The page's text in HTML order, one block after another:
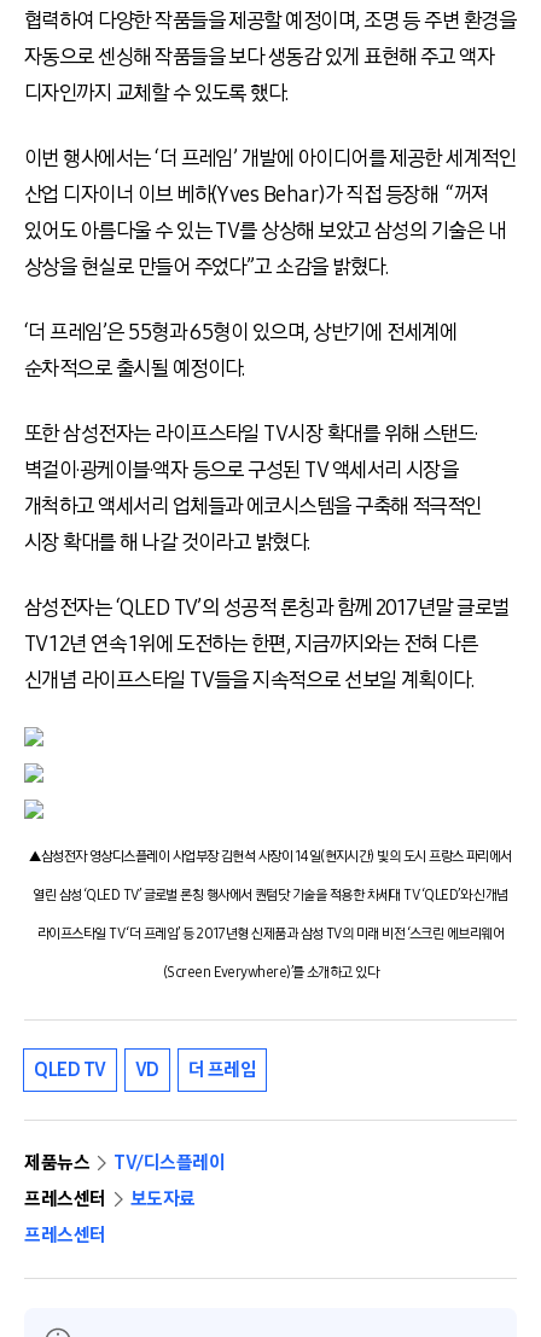
협력하여 다양한 작품들을 제공할 예정이며, 조명 등 주변 환경을
자동으로 센싱해 작품들을 보다 생동감 있게 표현해 주고 액자
디자인까지 교체할 수 있도록 했다.
이번 행사에서는 ‘더 프레임’ 개발에 아이디어를 제공한 세계적인
산업 디자이너 이브 베하(Yves Behar)가 직접 등장해 “꺼져
있어도 아름다울 수 있는 TV를 상상해 보았고 삼성의 기술은 내
상상을 현실로 만들어 주었다”고 소감을 밝혔다.
‘더 프레임’은 55형과 65형이 있으며, 상반기에 전세계에
순차적으로 출시될 예정이다.
또한 삼성전자는 라이프스타일 TV시장 확대를 위해 스탠드·
벽걸이·광케이블·액자 등으로 구성된 TV 액세서리 시장을
개척하고 액세서리 업체들과 에코시스템을 구축해 적극적인
시장 확대를 해 나갈 것이라고 밝혔다.
삼성전자는 ‘QLED TV’의 성공적 론칭과 함께 2017년말 글로벌
TV 12년 연속 1위에 도전하는 한편, 지금까지와는 전혀 다른
신개념 라이프스타일 TV들을 지속적으로 선보일 계획이다.
▲삼성전자 영상디스플레이 사업부장 김현석 사장이 14일(현지시간) 빛의 도시 프랑스 파리에서
열린 삼성 ‘QLED TV’ 글로벌 론칭 행사에서 퀀텀닷 기술을 적용한 차세대 TV ‘QLED’와 신개념
라이프스타일 TV ‘더 프레임’ 등 2017년형 신제품과 삼성 TV의 미래 비전 ‘스크린 에브리웨어
(Screen Everywhere)’를 소개하고 있다
QLED TV VD 더 프레임
제품뉴스
TV/디스플레이
프레스센터
보도자료
프레스센터